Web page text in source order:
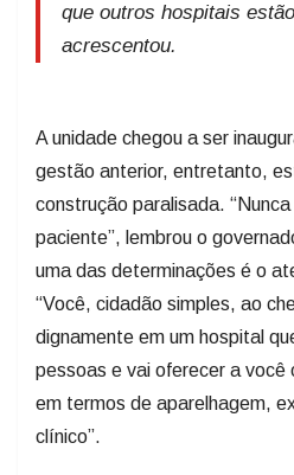
que outros hospitais
acrescentou.
A unidade chegou a ser
gestão anterior, entretanto,
construção paralisada.
paciente”, lembrou o
uma das determinações é o
“Você, cidadão simples, ao
dignamente em um hospital
pessoas e vai oferecer a você
em termos de aparelhagem,
clínico”.